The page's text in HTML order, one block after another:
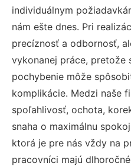
individuálnym
nám ešte dnes. Pri
precíznosť a odbornosť,
vykonanej práce, pretože
pochybenie môže
komplikácie. Medzi naše
spoľahlivosť, ochota,
snaha o maximálnu
ktorá je pre nás vždy na
pracovníci majú